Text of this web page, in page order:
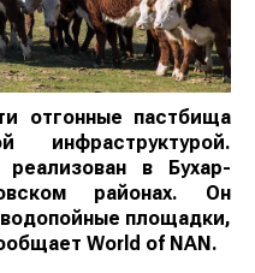
отгонные пастбища
инфраструктурой.
в Бухар-
районах. Он
площадки,
World of NAN.